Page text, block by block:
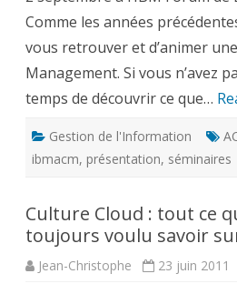
Comme les années
vous retrouver et d’animer
Management. Si vous n’avez
temps de découvrir ce que…
Gestion de l'Information
ibmacm, présentation, séminaires
Culture Cloud : tout ce
toujours voulu savoir
Jean-Christophe 23 juin 2011